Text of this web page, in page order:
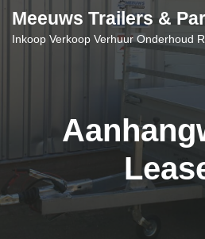
Meeuws Trailers &
Inkoop Verkoop Verhuur Onderhoud